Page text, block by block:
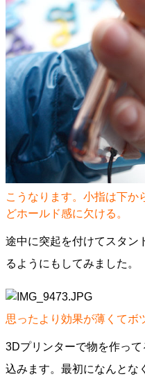
こうなります。小指は下か
どホールド感に欠ける。
途中に突起を付けてスタン
るようにもしてみました。
思ったより効果が薄くてボ
3Dプリンターで物を作っ
込みます。最初になんとな